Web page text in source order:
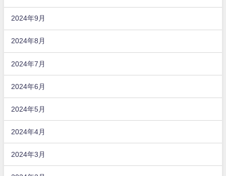
2024年9月
2024年8月
2024年7月
2024年6月
2024年5月
2024年4月
2024年3月